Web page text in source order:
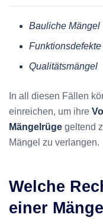
Bauliche Mängel
Funktionsdefekte
Qualitätsmängel
In all diesen Fällen
einreichen, um ihre
Mängelrüge geltend
Mängel zu verlangen.
Welche
einer